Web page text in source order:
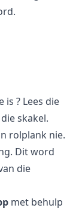
is ? Lees die
skakel.
rolplank nie.
Dit word
die
met behulp